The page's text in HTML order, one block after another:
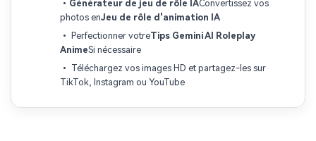
• Générateur de jeu de rôle IAConvertissez vos
photos enJeu de rôle d'animation IA
• Perfectionner votreTips Gemini AI Roleplay
AnimeSi nécessaire
• Téléchargez vos images HD et partagez-les sur
TikTok, Instagram ou YouTube